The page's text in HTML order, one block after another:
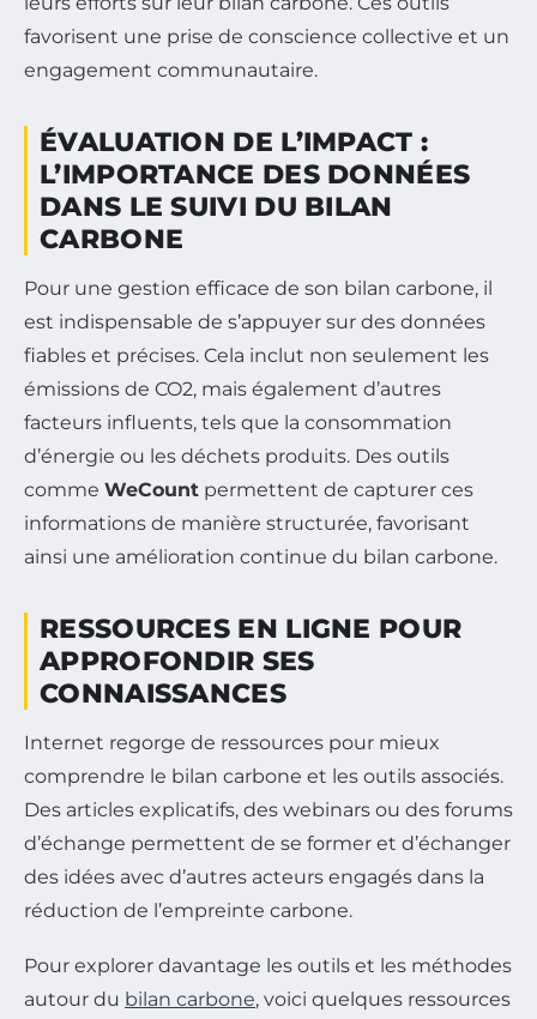
favorisent une prise de conscience collective et un
engagement communautaire.
ÉVALUATION DE L’IMPACT :
L’IMPORTANCE DES DONNÉES
DANS LE SUIVI DU BILAN
CARBONE
Pour une gestion efficace de son bilan carbone, il
est indispensable de s’appuyer sur des données
fiables et précises. Cela inclut non seulement les
émissions de CO2, mais également d’autres
facteurs influents, tels que la consommation
d’énergie ou les déchets produits. Des outils
comme WeCount permettent de capturer ces
informations de manière structurée, favorisant
ainsi une amélioration continue du bilan carbone.
RESSOURCES EN LIGNE POUR
APPROFONDIR SES
CONNAISSANCES
Internet regorge de ressources pour mieux
comprendre le bilan carbone et les outils associés.
Des articles explicatifs, des webinars ou des forums
d’échange permettent de se former et d’échanger
des idées avec d’autres acteurs engagés dans la
réduction de l’empreinte carbone.
Pour explorer davantage les outils et les méthodes
autour du bilan carbone, voici quelques ressources